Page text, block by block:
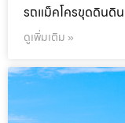
รถแม็คโครขุดดินดิน
ดูเพิ่มเติม »